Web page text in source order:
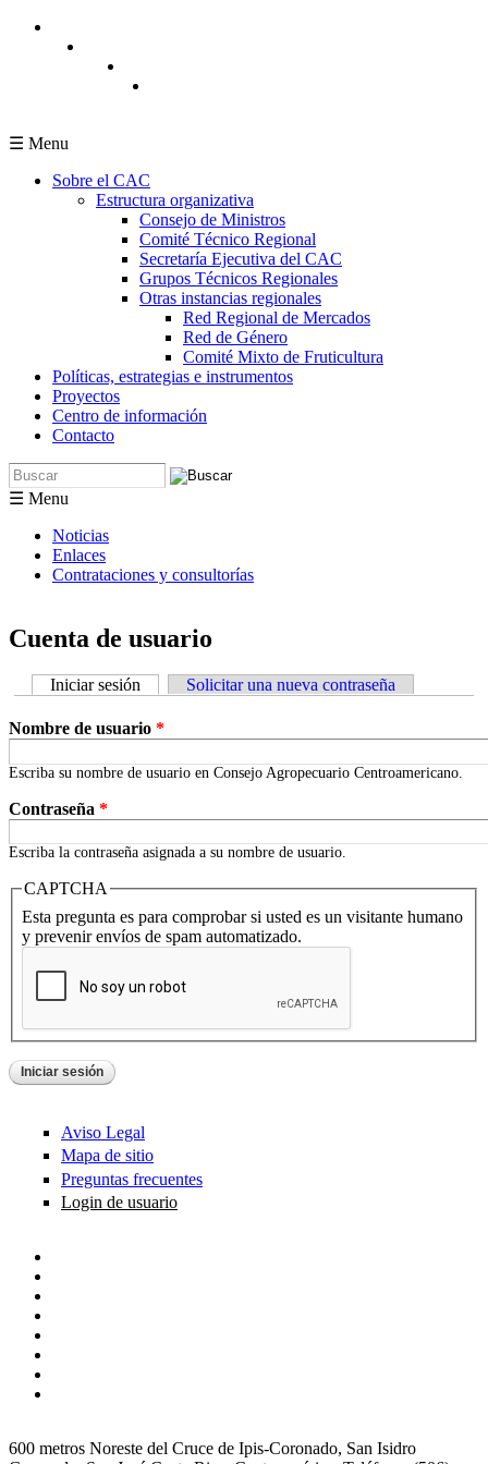
Pasar al contenido principal
☰ Menu
Sobre el CAC
Estructura organizativa
Consejo de Ministros
Comité Técnico Regional
Secretaría Ejecutiva del CAC
Grupos Técnicos Regionales
Otras instancias regionales
Red Regional de Mercados
Red de Género
Comité Mixto de Fruticultura
Políticas, estrategias e instrumentos
Proyectos
Centro de información
Contacto
Formulario de búsqueda
Buscar
☰ Menu
Noticias
Enlaces
Contrataciones y consultorías
Cuenta de usuario
Iniciar sesión (solapa activa)
Solicitar una nueva contraseña
Nombre de usuario *
Escriba su nombre de usuario en Consejo Agropecuario Centroamericano.
Contraseña *
Escriba la contraseña asignada a su nombre de usuario.
CAPTCHA
Esta pregunta es para comprobar si usted es un visitante humano
y prevenir envíos de spam automatizado.
Aviso Legal
Mapa de sitio
Preguntas frecuentes
Login de usuario
600 metros Noreste del Cruce de Ipis-Coronado, San Isidro